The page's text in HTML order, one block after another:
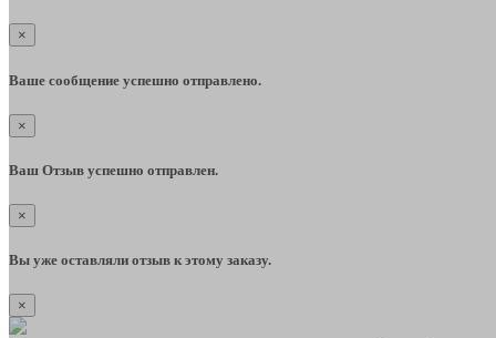
×
Ваше сообщение успешно отправлено.
×
Ваш Отзыв успешно отправлен.
×
Вы уже оставляли отзыв к этому заказу.
×